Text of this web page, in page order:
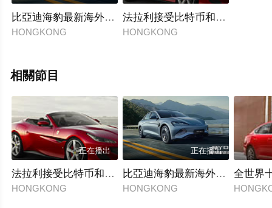
比亞迪海豹最新海外宣傳片
HONGKONG
法拉利接受比特币和以太币
HONGKONG
相關節目
正在播出
法拉利接受比特币和以太币
HONGKONG
正在播出
比亞迪海豹最新海外宣傳片
HONGKONG
全世界